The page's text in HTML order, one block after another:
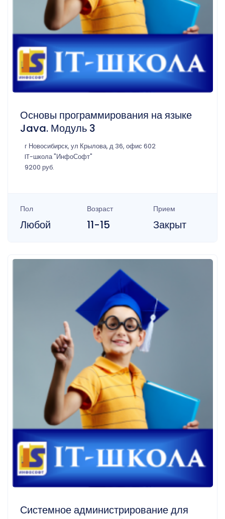
Основы программирования на языке
Java. Модуль 3
г Новосибирск, ул Крылова, д 36, офис 602
IT-школа "ИнфоСофт"
9200 руб.
Пол
Любой
Возраст
11-15
Прием
Закрыт
Системное администрирование для